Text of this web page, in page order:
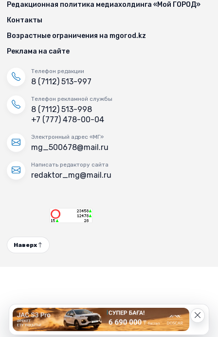
Редакционная политика медиахолдинга «Мой ГОРОД»
Контакты
Возрастные ограничения на mgorod.kz
Реклама на сайте
Телефон редакции
8 (7112) 513-997
Телефон рекламной службы
8 (7112) 513-998
+7 (777) 478-00-04
Электронный адрес «МГ»
mg_500678@mail.ru
Написать редактору сайта
redaktor_mg@mail.ru
Наверх